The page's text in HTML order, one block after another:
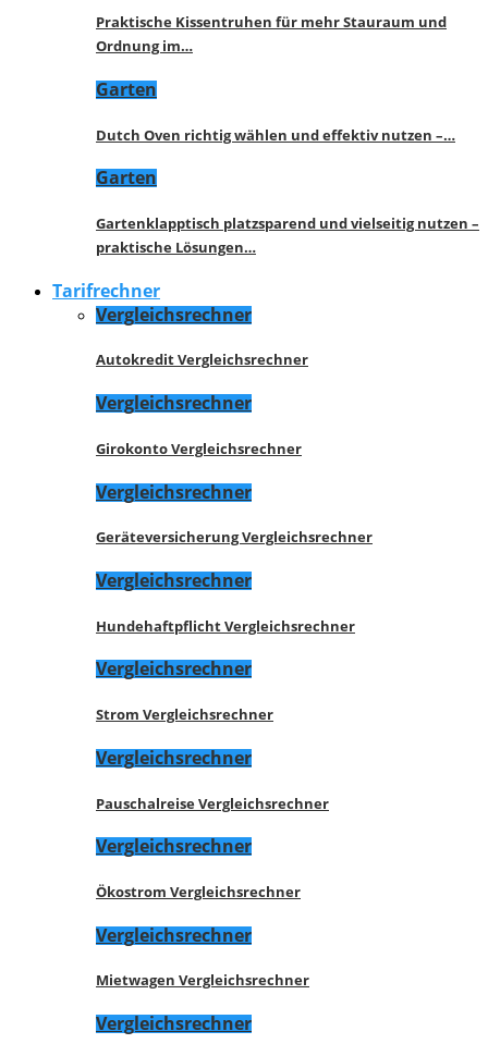
Praktische Kissentruhen für mehr Stauraum und
Ordnung im…
Garten
Dutch Oven richtig wählen und effektiv nutzen –…
Garten
Gartenklapptisch platzsparend und vielseitig nutzen –
praktische Lösungen…
Tarifrechner
Vergleichsrechner
Autokredit Vergleichsrechner
Vergleichsrechner
Girokonto Vergleichsrechner
Vergleichsrechner
Geräteversicherung Vergleichsrechner
Vergleichsrechner
Hundehaftpflicht Vergleichsrechner
Vergleichsrechner
Strom Vergleichsrechner
Vergleichsrechner
Pauschalreise Vergleichsrechner
Vergleichsrechner
Ökostrom Vergleichsrechner
Vergleichsrechner
Mietwagen Vergleichsrechner
Vergleichsrechner